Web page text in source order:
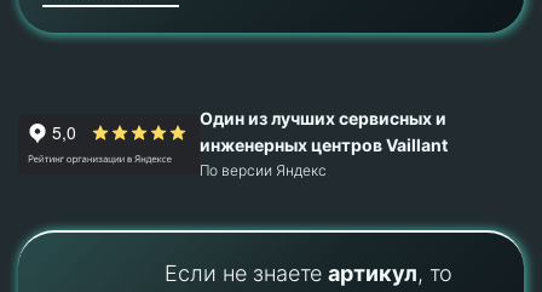
Один из лучших сервисных и
инженерных центров Vaillant
По версии Яндекс
Если не знаете артикул, то